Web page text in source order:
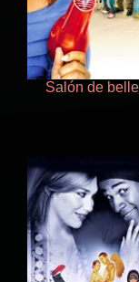
Salón de